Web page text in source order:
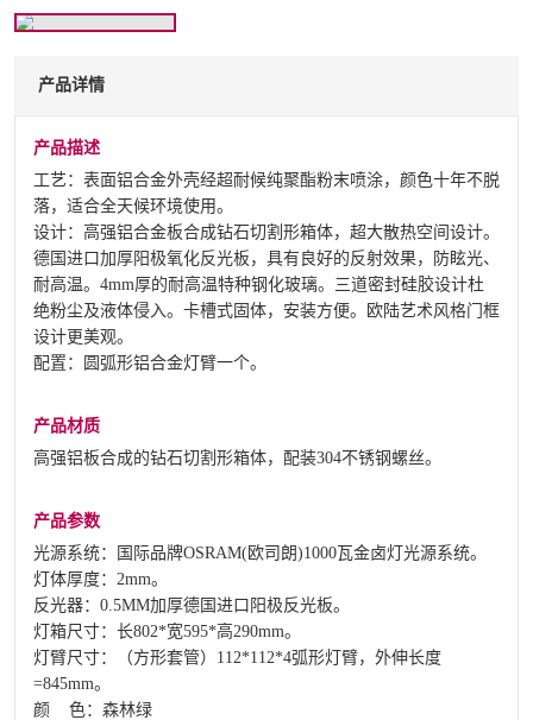
产品详情
产品描述
工艺：表面铝合金外壳经超耐候纯聚酯粉末喷涂，颜色十年不脱
落，适合全天候环境使用。
设计：高强铝合金板合成钻石切割形箱体，超大散热空间设计。
德国进口加厚阳极氧化反光板，具有良好的反射效果，防眩光、
耐高温。4mm厚的耐高温特种钢化玻璃。三道密封硅胶设计杜
绝粉尘及液体侵入。卡槽式固体，安装方便。欧陆艺术风格门框
设计更美观。
配置：圆弧形铝合金灯臂一个。
产品材质
高强铝板合成的钻石切割形箱体，配装304不锈钢螺丝。
产品参数
光源系统：国际品牌OSRAM(欧司朗)1000瓦金卤灯光源系统。
灯体厚度：2mm。
反光器：0.5MM加厚德国进口阳极反光板。
灯箱尺寸：长802*宽595*高290mm。
灯臂尺寸：（方形套管）112*112*4弧形灯臂，外伸长度
=845mm。
颜 色：森林绿